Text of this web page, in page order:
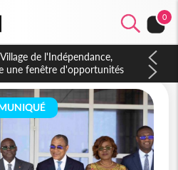
0
après la fronde, les agents
avec la direction sur les